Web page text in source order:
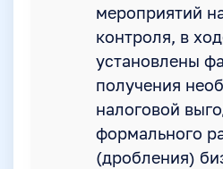
мероприятий
контроля, в
установлены
получения
налоговой
формального
(дробления)